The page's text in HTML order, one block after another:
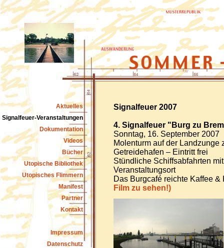
Aktuelles
Signalfeuer-Veranstaltungen
Dokumentation
Videos
Bücher
Utopische Bibliothek
Utopisches Flimmern
Manifest
Partner
Kontakt
Impressum
Datenschutz
Signalfeuer 2007
4. Signalfeuer "Burg zu
Sonntag, 16. September 2007
Molenturm auf der Landzunge
Getreidehafen – Eintritt frei
Stündliche Schiffsabfahrten
Veranstaltungsort
Das Burgcafé reichte Kaffee
Film zu sehen!)